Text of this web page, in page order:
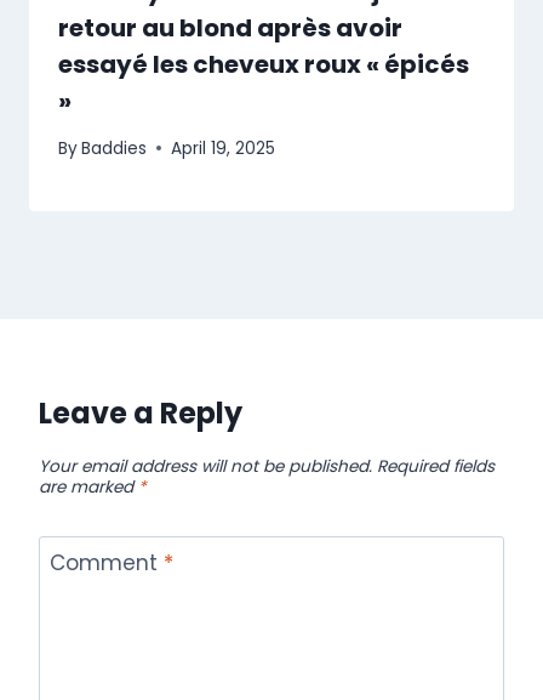
retour au blond après avoir
essayé les cheveux roux « épicés
»
ByBaddies April 19, 2025
Leave a Reply
Your email address will not be published. Required fields
are marked *
Comment *